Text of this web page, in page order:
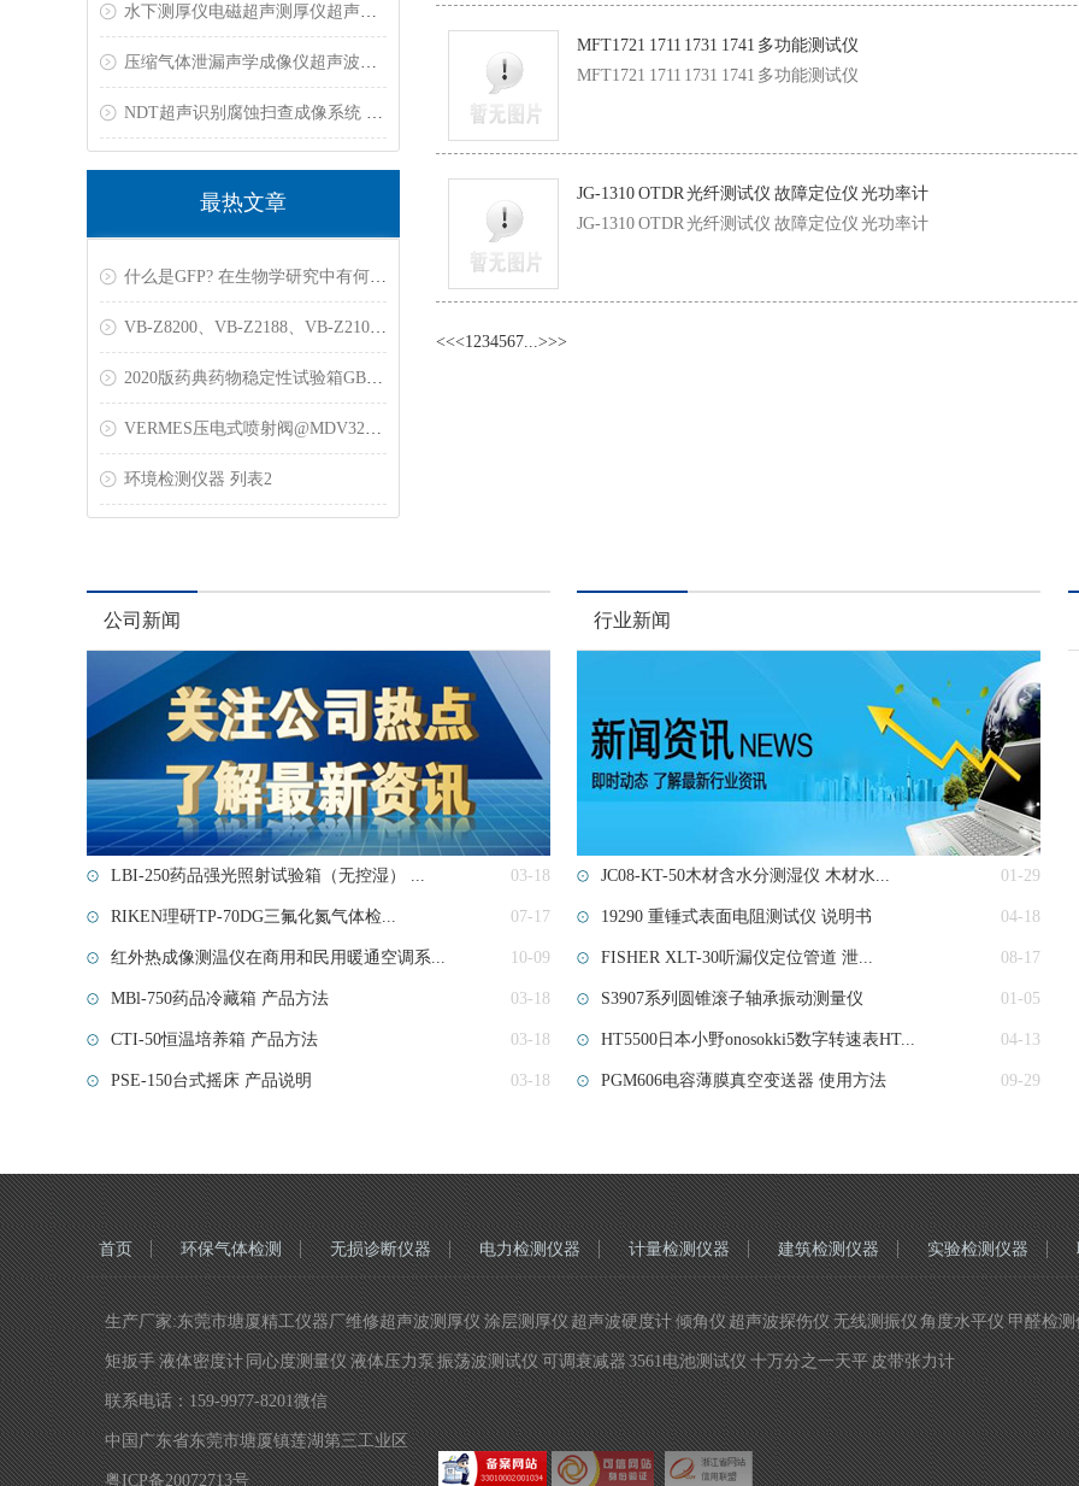
水下测厚仪电磁超声测厚仪超声波高温测厚仪管体腐蚀成像检测系统
压缩气体泄漏声学成像仪超声波泄漏检测仪粉末涂层测厚仪
NDT超声识别腐蚀扫查成像系统 扫描产品缺陷成像测厚仪 超声波腐蚀测厚仪
最热文章
什么是GFP? 在生物学研究中有何用途？
VB-Z8200、VB-Z2188、VB-Z2101、VB-Z2102、VB-12161变送器
2020版药典药物稳定性试验箱GB/T10586-2006标准
VERMES压电式喷射阀@MDV3200-HM压电式喷胶阀
环境检测仪器 列表2
MFT1721 1711 1731 1741 多功能测试仪
MFT1721 1711 1731 1741 多功能测试仪
JG-1310 OTDR 光纤测试仪 故障定位仪 光功率计
JG-1310 OTDR 光纤测试仪 故障定位仪 光功率计
<<<1234567...>>>
公司新闻
LBI-250药品强光照射试验箱（无控湿） ... 03-18
RIKEN理研TP-70DG三氟化氮气体检... 07-17
红外热成像测温仪在商用和民用暖通空调系... 10-09
MBl-750药品冷藏箱 产品方法 03-18
CTI-50恒温培养箱 产品方法 03-18
PSE-150台式摇床 产品说明 03-18
行业新闻
JC08-KT-50​木材含水分测湿仪 木材水... 01-29
19290 重锤式表面电阻测试仪 说明书 04-18
FISHER XLT-30听漏仪定位管道 泄... 08-17
S3907系列圆锥滚子轴承振动测量仪 01-05
HT5500日本小野onosokki5数字转速表HT... 04-13
PGM606电容薄膜真空变送器 使用方法 09-29
首页 环保气体检测 无损诊断仪器 电力检测仪器 计量检测仪器 建筑检测仪器 实验检测仪器
生产厂家:东莞市塘厦精工仪器厂维修超声波测厚仪 涂层测厚仪 超声波硬度计 倾角仪 超声波探伤仪 无线测振仪 角度水平仪 甲醛检
矩扳手 液体密度计 同心度测量仪 液体压力泵 振荡波测试仪 可调衰减器 3561电池测试仪 十万分之一天平 皮带张力计
联系电话：159-9977-8201微信
中国广东省东莞市塘厦镇莲湖第三工业区
粤ICP备20072713号